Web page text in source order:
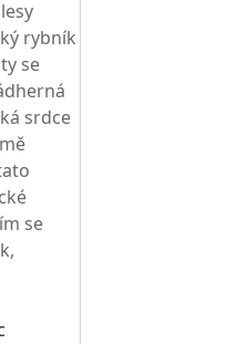
rybník
se
srdce
se